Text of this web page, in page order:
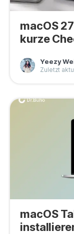
BuhoBarX
Über uns
macOS
kurze
Yeezy
Zuletzt
macOS